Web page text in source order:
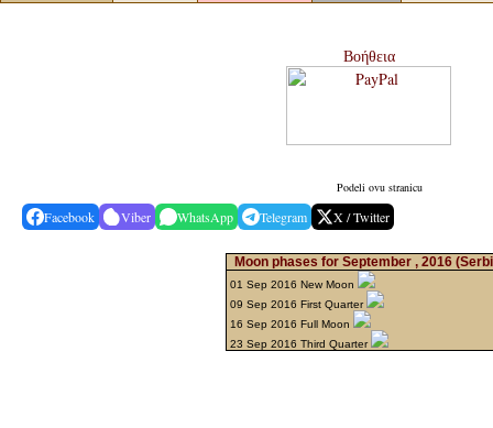
Βοήθεια
Podeli ovu stranicu
Facebook Viber WhatsApp Telegram X / Twitter
Moon phases for September , 2016
01 Sep 2016 New Moon
09 Sep 2016 First Quarter
16 Sep 2016 Full Moon
23 Sep 2016 Third Quarter